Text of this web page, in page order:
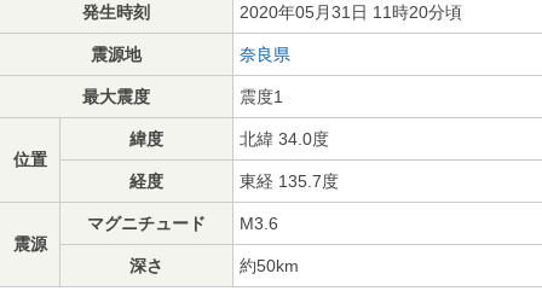
発生時刻 2020年05月31日 11時20分頃
震源地 奈良県
最大震度 震度1
位置
緯度 北緯 34.0度
経度 東経 135.7度
震源
マグニチュード M3.6
深さ 約50km